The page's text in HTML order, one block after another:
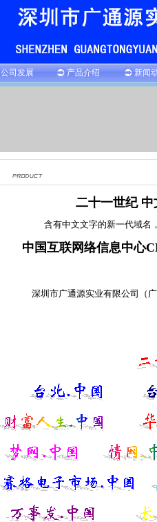
公司发展 产品介绍 新闻
二十一世纪
含有中文文字的新一代域名
中国互联网络信息中心
深圳市广通源实业有限公司（